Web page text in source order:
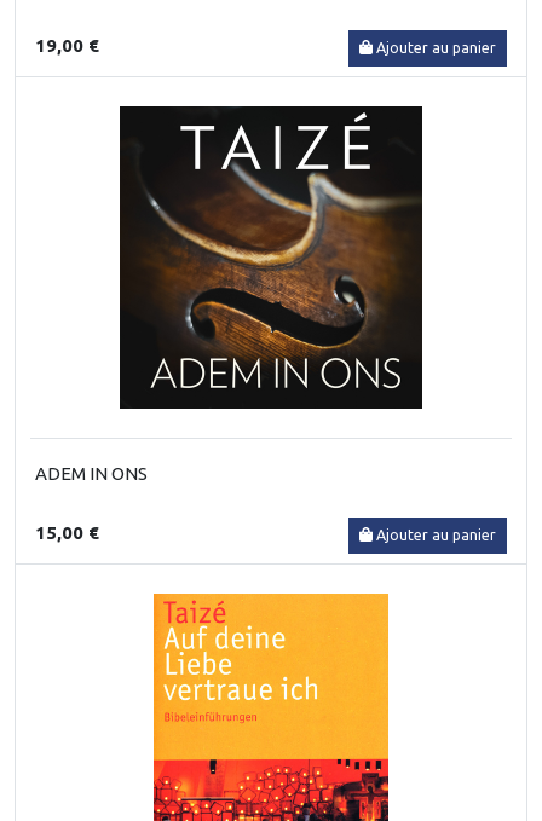
19,00 € Ajouter au panier
ADEM IN ONS
15,00 € Ajouter au panier